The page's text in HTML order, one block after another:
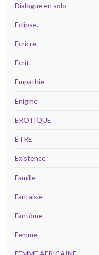
Dialogue en solo
Eclipse.
Ecricre.
Ecrit.
Empathie
Énigme
EROTIQUE
ÊTRE
Existence
Famille
Fantaisie
Fantôme
Femme